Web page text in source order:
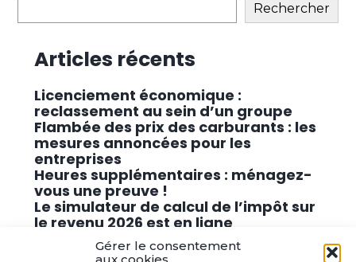
Gérer le consentement
Rechercher
Articles récents
Licenciement économique :
reclassement au sein d’un groupe
Flambée des prix des carburants : les
mesures annoncées pour les
entreprises
Heures supplémentaires : ménagez-
vous une preuve !
Le simulateur de calcul de l’impôt sur
le revenu 2026 est en ligne
Promouvoir des solutions de
cybersécurité conformes au RGPD